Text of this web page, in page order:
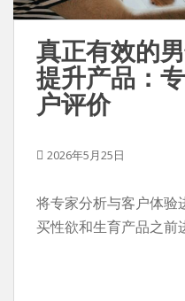
真正有效的
提升产品：
户评价
2026年5月25日
将专家分析与客户体验
买性欲和生育产品之前